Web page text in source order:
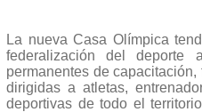
La nueva Casa Olímpica
federalización del deporte
permanentes de
dirigidas a atletas,
deportivas de todo el